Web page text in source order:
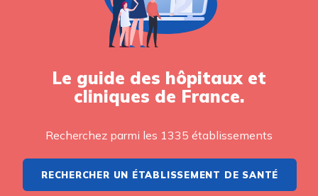
Le guide des hôpitaux et
cliniques de France.
Recherchez parmi les 1335 établissements
RECHERCHER UN ÉTABLISSEMENT DE SANTÉ